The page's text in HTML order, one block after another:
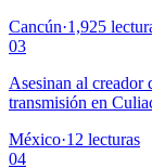
Cancún·1,925
03
Asesinan al creador
transmisión en
México·12 lecturas
04